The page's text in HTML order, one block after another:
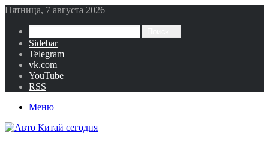
Пятница, 7 августа 2026
Sidebar
Telegram
vk.com
YouTube
RSS
Меню